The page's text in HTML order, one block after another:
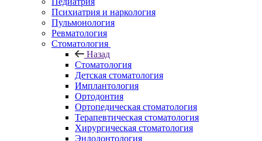
Психиатрия и наркология
Пульмонология
Ревматология
Стоматология
Назад
Стоматология
Детская стоматология
Имплантология
Ортодонтия
Ортопедическая стоматология
Терапевтическая стоматология
Хирургическая стоматология
Эндодонтология